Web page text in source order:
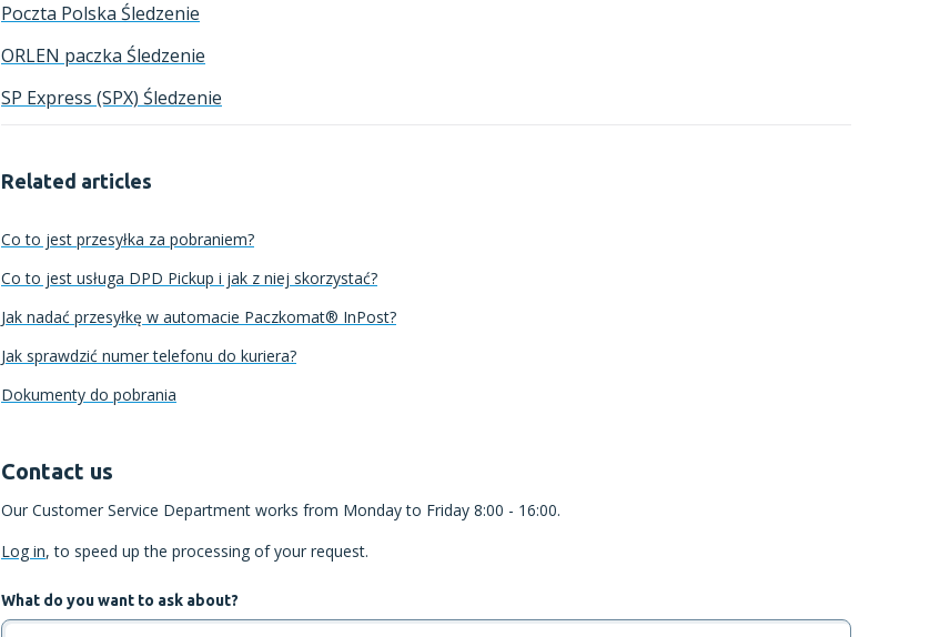
Poczta Polska Śledzenie
ORLEN paczka Śledzenie
SP Express (SPX) Śledzenie
Related articles
Co to jest przesyłka za pobraniem?
Co to jest usługa DPD Pickup i jak z niej skorzystać?
Jak nadać przesyłkę w automacie Paczkomat® InPost?
Jak sprawdzić numer telefonu do kuriera?
Dokumenty do pobrania
Contact us
Our Customer Service Department works from Monday to Friday 8:00 - 16:00.
Log in, to speed up the processing of your request.
What do you want to ask about?